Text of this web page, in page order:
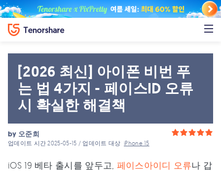
[2026 최신] 아이폰 비번 푸
는 법 4가지 - 페이스ID 오류
시 확실한 해결책
by 오준희
업데이트 시간 2025-05-15 / 업데이트 대상iPhone 15
iOS 19 베타 출시를 앞두고, 페이스아이디 오류나 갑